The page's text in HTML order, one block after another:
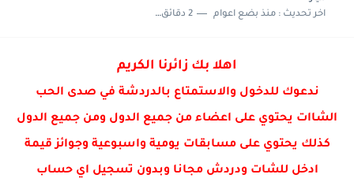
اخر تحديث :منذ بضع اعوام 2 دقائق للقراءة
اهلا بك زائرنا الكريم
ندعوك للدخول والاستمتاع بالدردشة في صدى الحب
الشاات يحتوي على اعضاء من جميع الدول ومن جميع الدول
كذلك يحتوي على مسابقات يومية واسبوعية وجوائز قيمة
ادخل للشات ودردش مجانا وبدون تسجيل اي حساب